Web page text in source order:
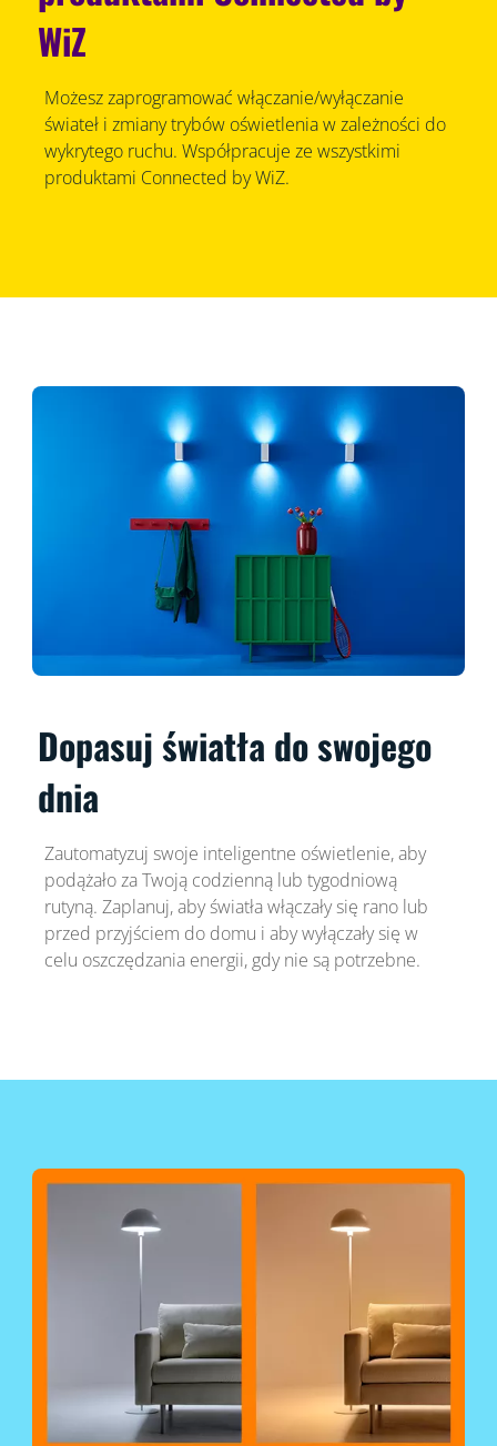
WiZ
Możesz zaprogramować włączanie/wyłączanie
świateł i zmiany trybów oświetlenia w zależności do
wykrytego ruchu. Współpracuje ze wszystkimi
produktami Connected by WiZ.
Dopasuj światła do swojego
dnia
Zautomatyzuj swoje inteligentne oświetlenie, aby
podążało za Twoją codzienną lub tygodniową
rutyną. Zaplanuj, aby światła włączały się rano lub
przed przyjściem do domu i aby wyłączały się w
celu oszczędzania energii, gdy nie są potrzebne.